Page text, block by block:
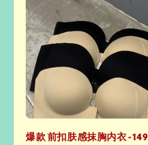
爆款 前扣肤感抹胸内衣 - 149